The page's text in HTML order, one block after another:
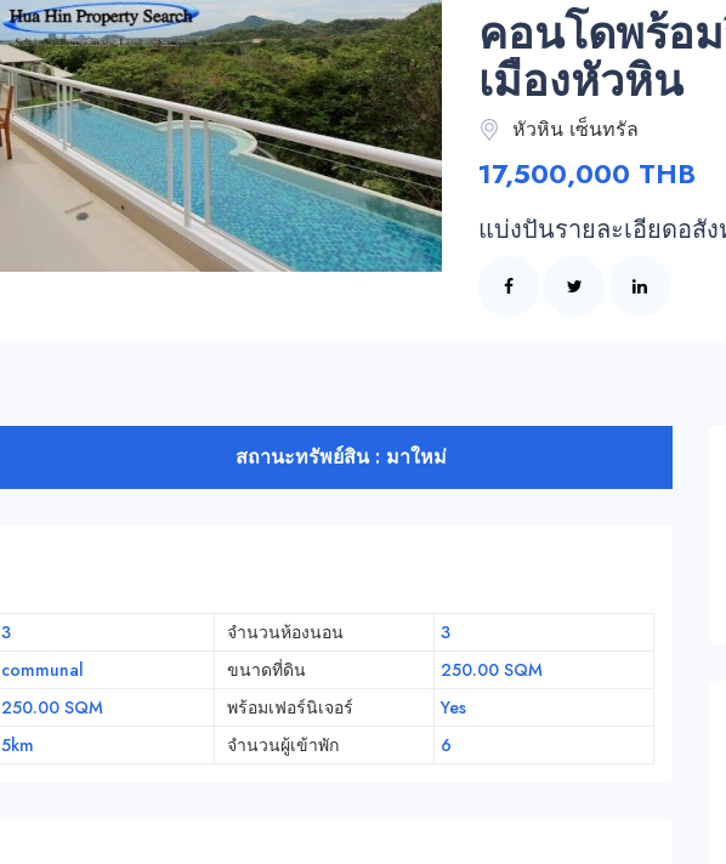
คอนโดพร้อ
เมืองหัวหิน
หัวหิน เซ็นทรัล
17,500,000 THB
แบ่งปันรายละเอียดอสั
สถานะทรัพย์สิน : มาใหม่
3 จำนวนห้องนอน
3
communal ขนาดที่ดิน
250.00 SQM
250.00 SQM พร้อมเฟอร์นิเจอร์
Yes
5km จำนวนผู้เข้าพัก 6